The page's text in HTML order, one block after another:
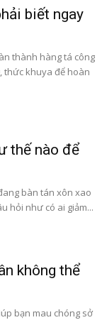
biết ngay
thành hàng tá công
thức khuya để hoàn
thế nào để
bàn tán xôn xao
hỏi như có ai giảm...
không thể
bạn mau chóng sở